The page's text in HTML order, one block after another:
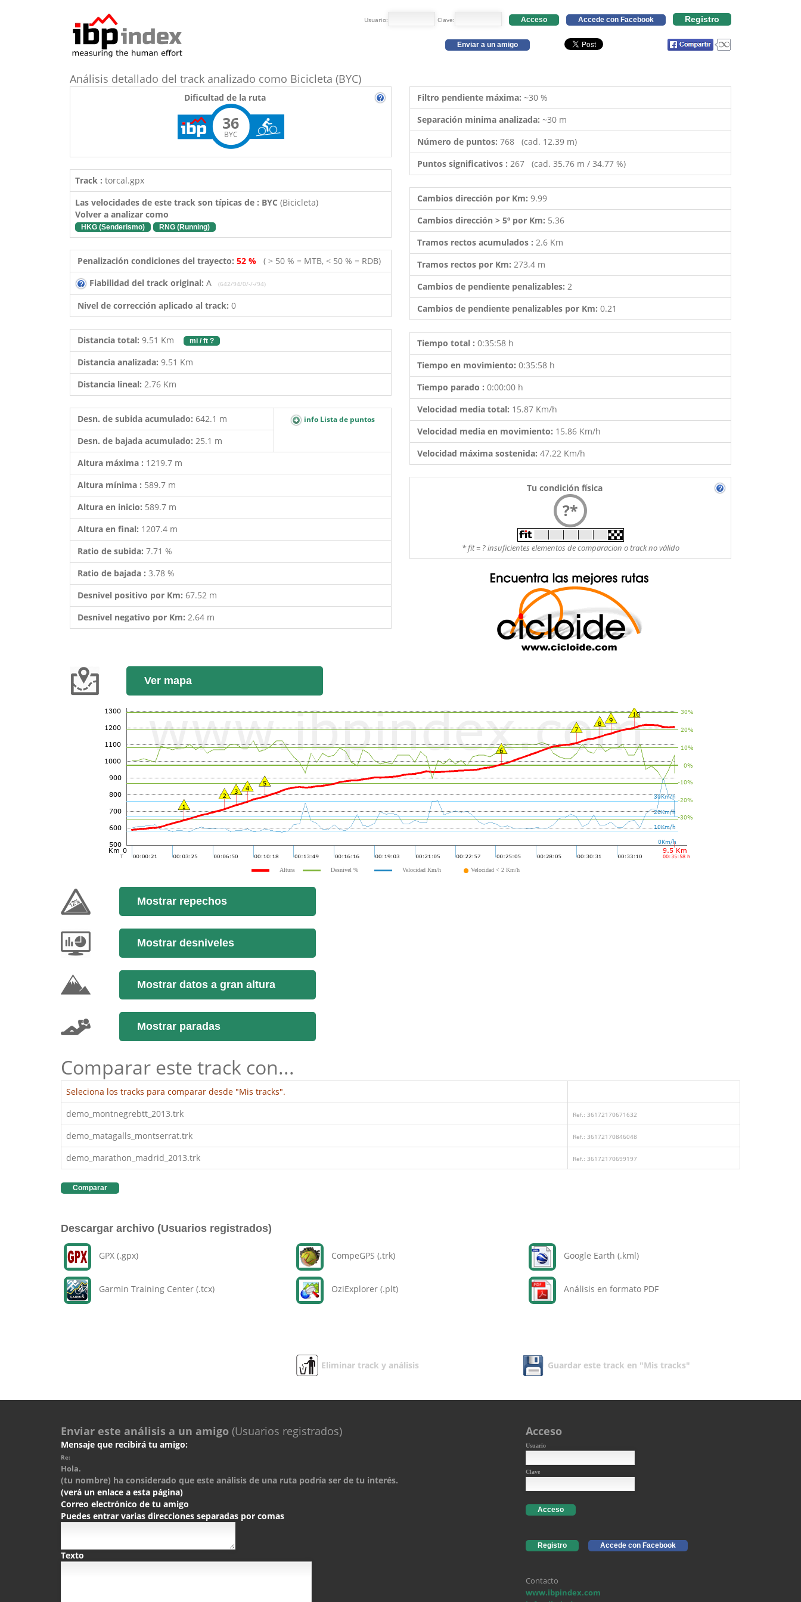
Usuario: Clave: Acceso Accede con Facebook Registro
Enviar a un amigo
Análisis detallado del track analizado como Bicicleta (BYC)
Dificultad de la ruta
36
BYC
Track : torcal.gpx
Las velocidades de este track son típicas de : BYC (Bicicleta)
Volver a analizar como
HKG (Senderismo) RNG (Running)
Penalización condiciones del trayecto: 52 % ( > 50 % = MTB, < 50 % = RDB)
Fiabilidad del track original: A (642/94/0/-/-/94)
Nivel de corrección aplicado al track: 0
Distancia total: 9.51 Km mi / ft ?
Distancia analizada: 9.51 Km
Distancia lineal: 2.76 Km
Desn. de subida acumulado: 642.1 m info Lista de puntos
Desn. de bajada acumulado: 25.1 m
Altura máxima : 1219.7 m
Altura mínima : 589.7 m
Altura en inicio: 589.7 m
Altura en final: 1207.4 m
Ratio de subida: 7.71 %
Ratio de bajada : 3.78 %
Desnivel positivo por Km: 67.52 m
Desnivel negativo por Km: 2.64 m
Filtro pendiente máxima: ~30 %
Separación minima analizada: ~30 m
Número de puntos: 768 (cad. 12.39 m)
Puntos significativos : 267 (cad. 35.76 m / 34.77 %)
Cambios dirección por Km: 9.99
Cambios dirección > 5º por Km: 5.36
Tramos rectos acumulados : 2.6 Km
Tramos rectos por Km: 273.4 m
Cambios de pendiente penalizables: 2
Cambios de pendiente penalizables por Km: 0.21
Tiempo total : 0:35:58 h
Tiempo en movimiento: 0:35:58 h
Tiempo parado : 0:00:00 h
Velocidad media total: 15.87 Km/h
Velocidad media en movimiento: 15.86 Km/h
Velocidad máxima sostenida: 47.22 Km/h
Tu condición física
?*
* fit = ? insuficientes elementos de comparacion o track no válido
Ver mapa
Altura Desnivel % Velocidad Km/h Velocidad < 2 Km/h
Mostrar repechos
Mostrar desniveles
Mostrar datos a gran altura
Mostrar paradas
Comparar este track con...
Seleciona los tracks para comparar desde "Mis tracks".
demo_montnegrebtt_2013.trk
Ref.: 36172170671632
demo_matagalls_montserrat.trk Ref.: 36172170846048
demo_marathon_madrid_2013.trk Ref.: 36172170699197
Comparar
Descargar archivo (Usuarios registrados)
GPX (.gpx)
Garmin Training Center (.tcx)
CompeGPS (.trk)
OziExplorer (.plt)
Google Earth (.kml)
Análisis en formato PDF
Eliminar track y análisis Guardar este track en "Mis tracks"
Enviar este análisis a un amigo (Usuarios registrados)
Mensaje que recibirá tu amigo:
Re:
Hola.
(tu nombre) ha considerado que este análisis de una ruta podría ser de tu interés.
(verá un enlace a esta página)
Correo electrónico de tu amigo
Puedes entrar varias direcciones separadas por comas
Texto
Acceso
Usuario
Clave
Acceso
Registro Accede con Facebook
Contacto
www.ibpindex.com